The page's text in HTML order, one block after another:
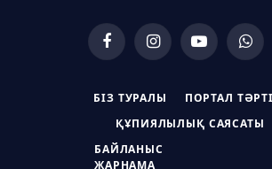
FacebookInstagramYouTube
БІЗ ТУРАЛЫ ПОРТАЛ
ҚҰПИЯЛЫЛЫҚ САЯСАТЫ
БАЙЛАНЫС
ЖАРНАМА